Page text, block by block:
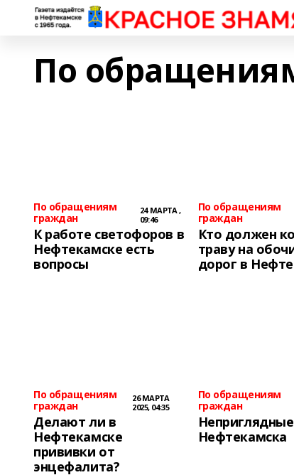
По
По обращениям
граждан
24 МАРТА ,
09:46
К работе светофоров в
Нефтекамске есть
вопросы
По обращениям
граждан
Кто должен
траву на
дорог в
По обращениям
граждан
26 МАРТА
2025, 04:35
Делают ли в
Нефтекамске
прививки от
энцефалита?
По обращениям
граждан
Нефтекамска